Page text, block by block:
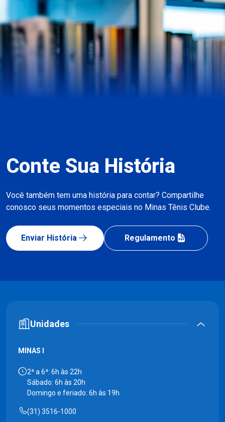
Conte Sua História
Você também tem uma história para contar? Compartilhe
conosco seus momentos especiais no Minas Tênis Clube.
Enviar História Regulamento
Unidades
MINAS I
2ª a 6ª: 6h às 22h
Sábado: 6h às 20h
Domingo e feriado: 6h às 19h
(31) 3516-1000